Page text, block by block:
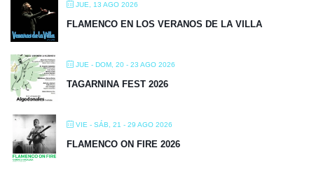
JUE, 13 AGO 2026
FLAMENCO EN LOS VERANOS DE LA VILLA
JUE - DOM, 20 - 23 AGO 2026
TAGARNINA FEST 2026
VIE - SÁB, 21 - 29 AGO 2026
FLAMENCO ON FIRE 2026